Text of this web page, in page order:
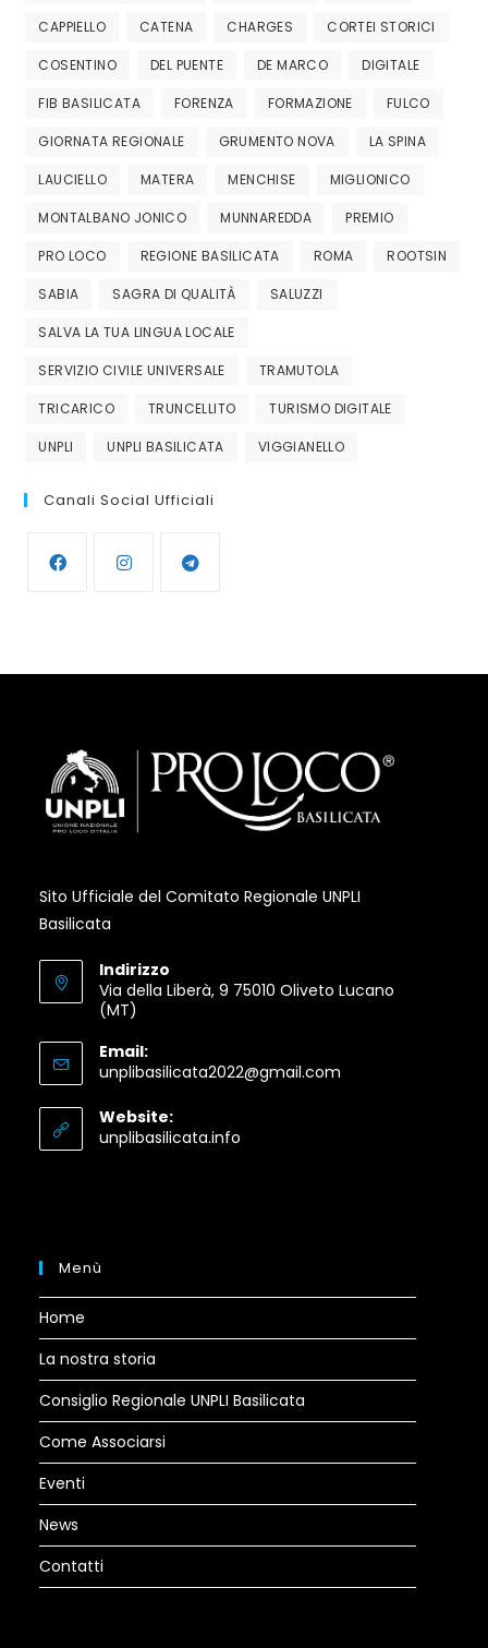
CAPPIELLO CATENA CHARGES CORTEI STORICI
COSENTINO DEL PUENTE DE MARCO DIGITALE
FIB BASILICATA FORENZA FORMAZIONE FULCO
GIORNATA REGIONALE GRUMENTO NOVA LA SPINA
LAUCIELLO MATERA MENCHISE MIGLIONICO
MONTALBANO JONICO MUNNAREDDA PREMIO
PRO LOCO REGIONE BASILICATA ROMA ROOTSIN
SABIA SAGRA DI QUALITÀ SALUZZI
SALVA LA TUA LINGUA LOCALE
SERVIZIO CIVILE UNIVERSALE TRAMUTOLA
TRICARICO TRUNCELLITO TURISMO DIGITALE
UNPLI UNPLI BASILICATA VIGGIANELLO
Canali Social Ufficiali
Sito Ufficiale del Comitato Regionale UNPLI
Basilicata
Indirizzo
Via della Liberà, 9 75010 Oliveto Lucano
(MT)
Email:
unplibasilicata2022@gmail.comOpens
Website:
unplibasilicata.infoOpens
Menù
Home
La nostra storia
Consiglio Regionale UNPLI Basilicata
Come Associarsi
Eventi
News
Contatti